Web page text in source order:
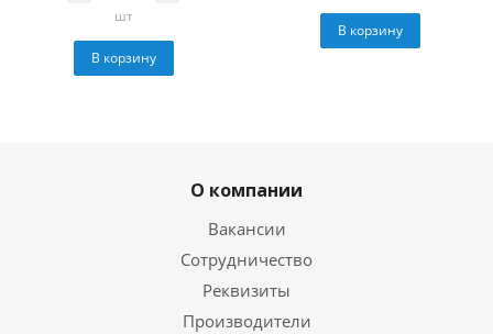
шт
В корзину
В корзину
О компании
Вакансии
Сотрудничество
Реквизиты
Производители